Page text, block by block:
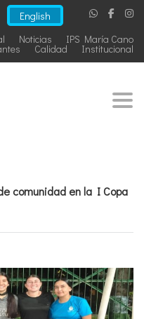
English
IPS María Cano
Noticias
Institucional
Calidad
comunidad en la I Copa